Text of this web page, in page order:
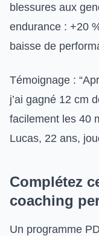
blessures aux
endurance : +20
baisse de
Témoignage :
j’ai gagné 12 cm
facilement les 40
Lucas, 22 ans,
Complétez
coaching
Un programme